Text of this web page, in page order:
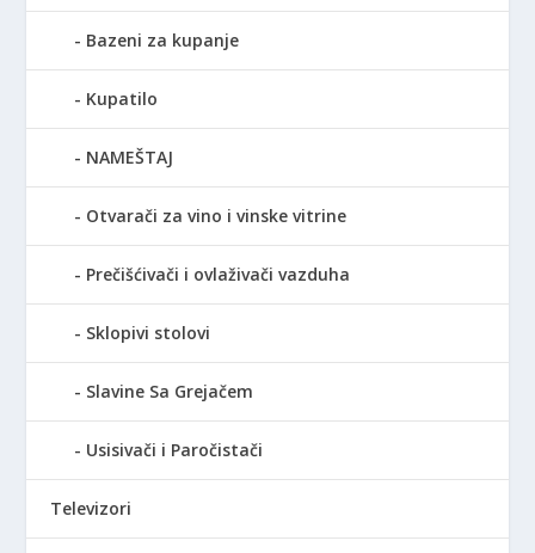
Bazeni za kupanje
Kupatilo
NAMEŠTAJ
Otvarači za vino i vinske vitrine
Prečišćivači i ovlaživači vazduha
Sklopivi stolovi
Slavine Sa Grejačem
Usisivači i Paročistači
Televizori